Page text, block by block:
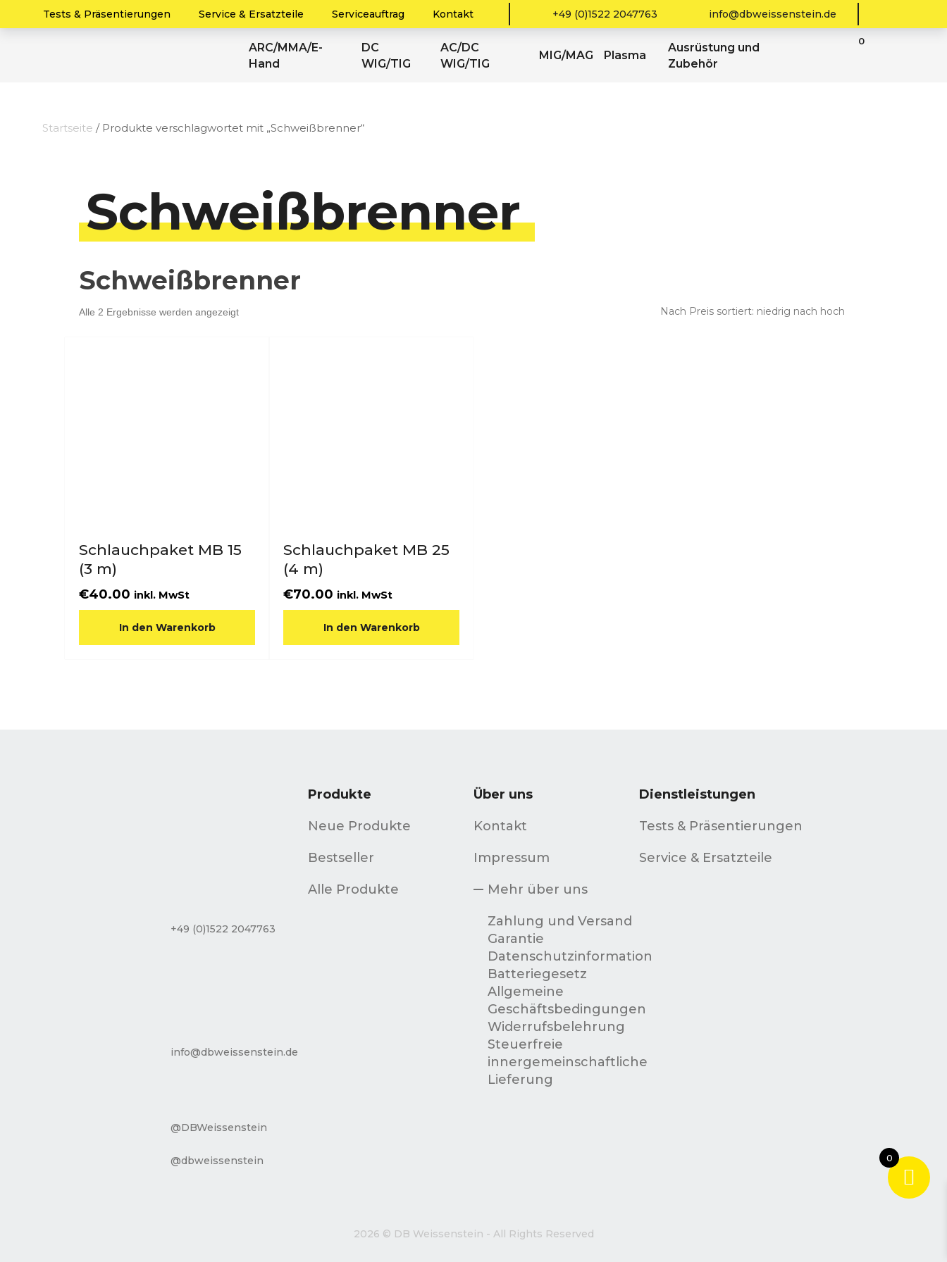
Tests & Präsentierungen Service & Ersatzteile Serviceauftrag Kontakt +49 (0)1522 2047763 info@dbweissenstein.de
ARC/MMA/E-
Hand
DC
WIG/TIG
AC/DC
WIG/TIG
MIG/MAG Plasma
Ausrüstung und
Zubehör
0
Startseite / Produkte verschlagwortet mit „Schweißbrenner“
Schweißbrenner
Schweißbrenner
Alle 2 Ergebnisse werden angezeigtNach
Schlauchpaket MB 15
(3 m)
€40.00 inkl. MwSt
In den Warenkorb
Schlauchpaket MB 25
(4 m)
€70.00 inkl. MwSt
In den Warenkorb
+49 (0)1522 2047763
info@dbweissenstein.de
@DBWeissenstein
@dbweissenstein
Produkte
Neue Produkte
Bestseller
Alle Produkte
Über uns
Kontakt
Impressum
Mehr über uns
Zahlung und Versand
Garantie
Datenschutzinformation
Batteriegesetz
Allgemeine
Geschäftsbedingungen
Widerrufsbelehrung
Steuerfreie
innergemeinschaftliche
Lieferung
Dienstleistungen
Tests & Präsentierungen
Service & Ersatzteile
2026 © DB Weissenstein - All Rights Reserved
0